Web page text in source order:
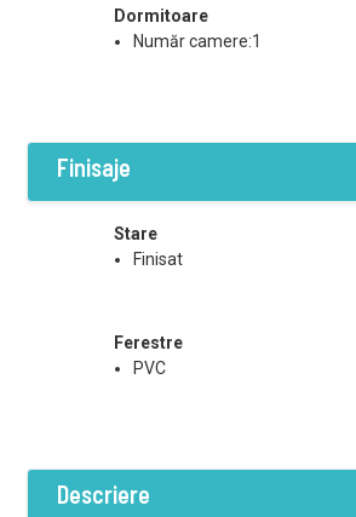
Dormitoare
Număr camere:1
Finisaje
Stare
Finisat
Ferestre
PVC
Descriere